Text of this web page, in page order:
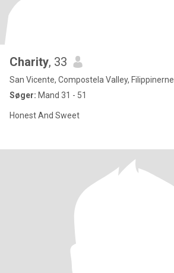
Charity, 33
San Vicente, Compostela Valley, Filippinerne
Søger: Mand 31 - 51
Honest And Sweet